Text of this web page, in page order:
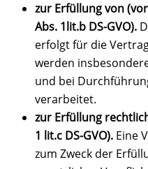
zur Erfüllung von
Abs. 1lit.b DS-GVO).
erfolgt für die
werden
und bei
verarbeitet.
zur Erfüllung
1 lit.c DS-GVO). Eine
zum Zweck der